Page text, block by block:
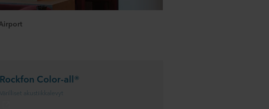
Rockfon Color-all®
Värilliset akustiikkalevyt